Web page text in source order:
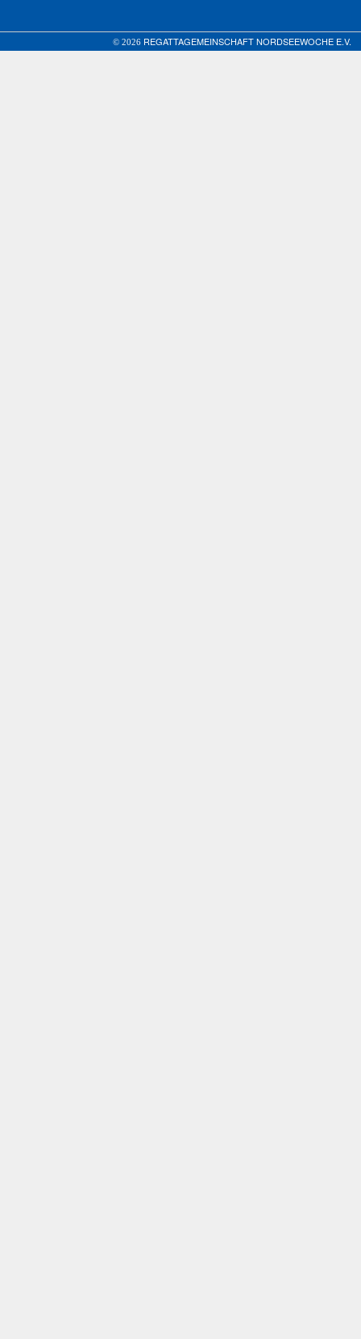
© 2026 REGATTAGEMEINSCHAFT NORDSEEWOCHE E.V.